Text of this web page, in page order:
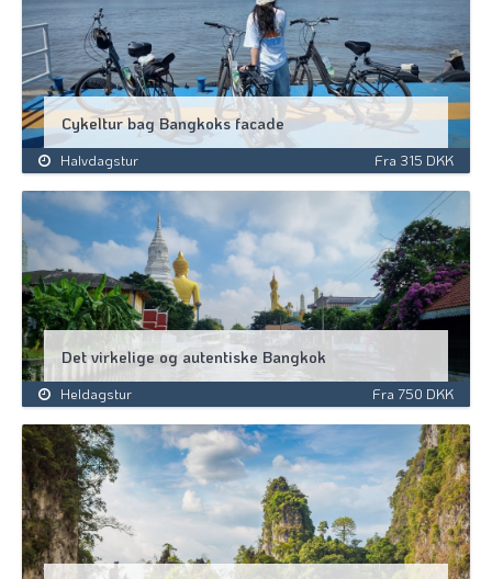
Cykeltur bag Bangkoks facade
Fra 315 DKK
Halvdagstur
Det virkelige og autentiske Bangkok
Fra 750 DKK
Heldagstur